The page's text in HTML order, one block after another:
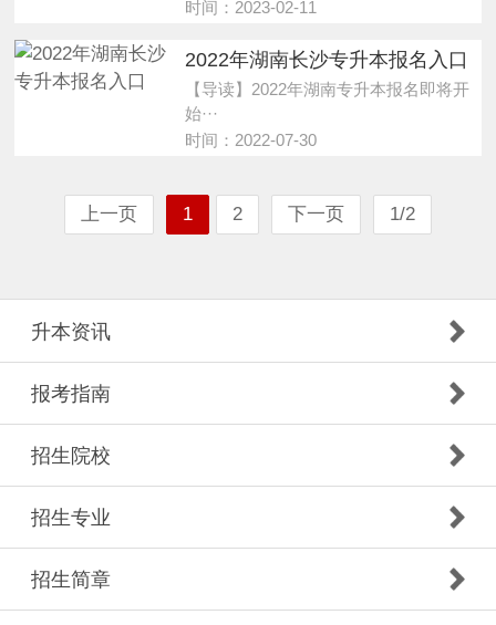
时间：2023-02-11
2022年湖南长沙专升本报名入口
【导读】2022年湖南专升本报名即将开
始···
时间：2022-07-30
上一页 1 2 下一页 1/2
升本资讯
报考指南
招生院校
招生专业
招生简章